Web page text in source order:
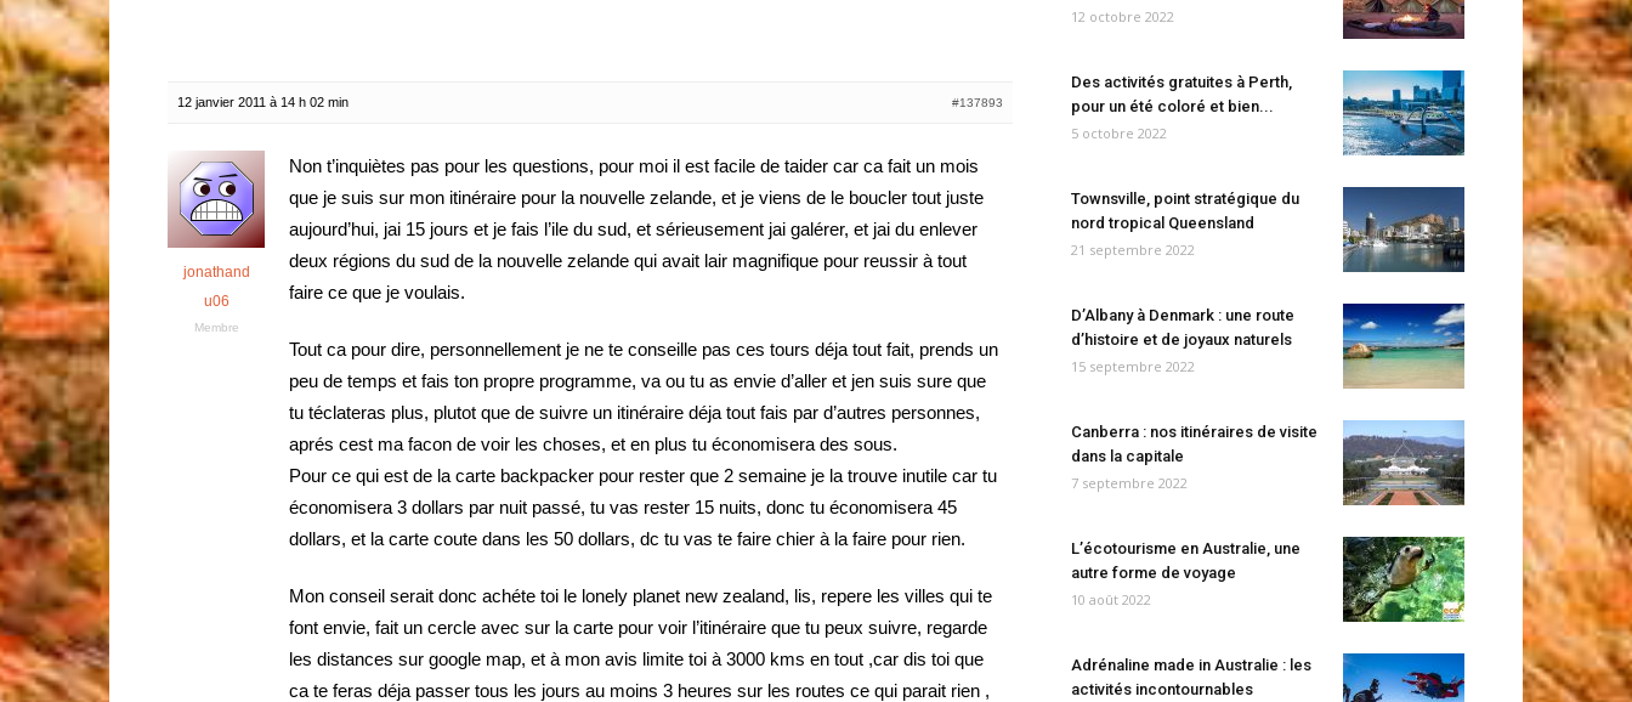
12 janvier 2011 à 14 h 02 min #137893
jonathand
u06
Membre
Non t’inquiètes pas pour les questions, pour moi il est facile de taider car ca fait un mois
que je suis sur mon itinéraire pour la nouvelle zelande, et je viens de le boucler tout juste
aujourd’hui, jai 15 jours et je fais l’ile du sud, et sérieusement jai galérer, et jai du enlever
deux régions du sud de la nouvelle zelande qui avait lair magnifique pour reussir à tout
faire ce que je voulais.
Tout ca pour dire, personnellement je ne te conseille pas ces tours déja tout fait, prends un
peu de temps et fais ton propre programme, va ou tu as envie d’aller et jen suis sure que
tu téclateras plus, plutot que de suivre un itinéraire déja tout fais par d’autres personnes,
aprés cest ma facon de voir les choses, et en plus tu économisera des sous.
Pour ce qui est de la carte backpacker pour rester que 2 semaine je la trouve inutile car tu
économisera 3 dollars par nuit passé, tu vas rester 15 nuits, donc tu économisera 45
dollars, et la carte coute dans les 50 dollars, dc tu vas te faire chier à la faire pour rien.
Mon conseil serait donc achéte toi le lonely planet new zealand, lis, repere les villes qui te
font envie, fait un cercle avec sur la carte pour voir l’itinéraire que tu peux suivre, regarde
les distances sur google map, et à mon avis limite toi à 3000 kms en tout ,car dis toi que
ca te feras déja passer tous les jours au moins 3 heures sur les routes ce qui parait rien ,
12 octobre 2022
Des activités gratuites à Perth,
pour un été coloré et bien...
5 octobre 2022
Townsville, point stratégique du
nord tropical Queensland
21 septembre 2022
D’Albany à Denmark : une route
d’histoire et de joyaux naturels
15 septembre 2022
Canberra : nos itinéraires de visite
dans la capitale
7 septembre 2022
L’écotourisme en Australie, une
autre forme de voyage
10 août 2022
Adrénaline made in Australie : les
activités incontournables